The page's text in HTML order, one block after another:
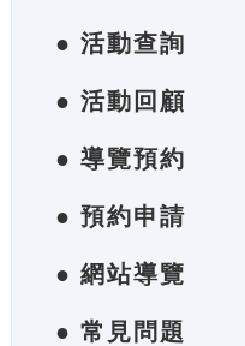
● 活動查詢
● 活動回顧
● 導覽預約
● 預約申請
● 網站導覽
● 常見問題